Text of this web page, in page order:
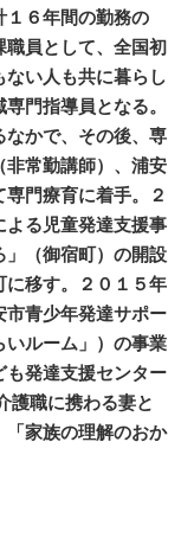
１６年間の勤務の
職員として、全国初
い人も共に暮らし
門指導員となる。
かで、その後、専
非常勤講師）、浦安
門療育に着手。２
よる児童発達支援事
」（御宿町）の開設
に移す。２０１５年
市青少年発達サポー
いルーム」）の事業
も発達支援センター
職に携わる妻と
「家族の理解のおか